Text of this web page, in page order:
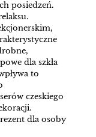
posiedzeń.
dla szkła
to
czeskiego
dla osoby